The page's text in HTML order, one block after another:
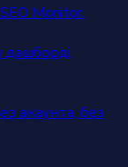
Monitor.
дашборді,
акаунта, без